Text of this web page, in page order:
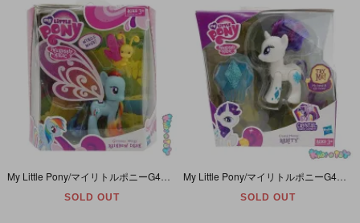
My Little Pony/マイリトルポニーG4・Friendship is Magic・Rainbow Dash/レインボーダッシュ・ブルー・Glimmer Wings・2011年
SOLD OUT SOLD OUT